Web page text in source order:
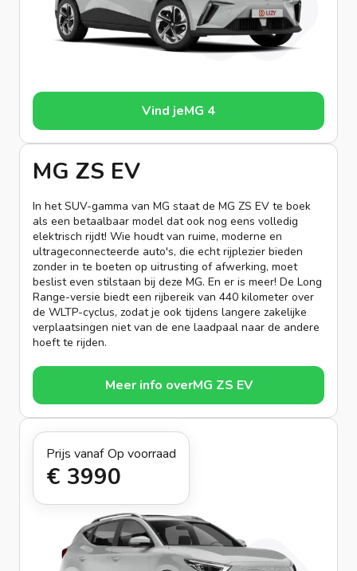
Vind jeMG 4
MG ZS EV
In het SUV-gamma van MG staat de MG ZS EV te boek
als een betaalbaar model dat ook nog eens volledig
elektrisch rijdt! Wie houdt van ruime, moderne en
ultrageconnecteerde auto's, die echt rijplezier bieden
zonder in te boeten op uitrusting of afwerking, moet
beslist even stilstaan bij deze MG. En er is meer! De Long
Range-versie biedt een rijbereik van 440 kilometer over
de WLTP-cyclus, zodat je ook tijdens langere zakelijke
verplaatsingen niet van de ene laadpaal naar de andere
hoeft te rijden.
Meer info overMG ZS EV
Prijs vanaf
€ 399
Op voorraad
0